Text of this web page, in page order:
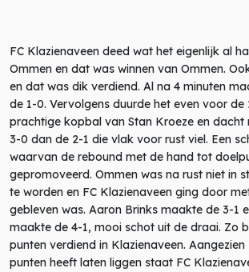
FC Klazienaveen deed wat het eigenlijk al
Ommen en dat was winnen van Ommen.
en dat was dik verdiend. Al na 4 minuten
de 1-0. Vervolgens duurde het even voor de
prachtige kopbal van Stan Kroeze en dacht
3-0 dan de 2-1 die vlak voor rust viel. Een
waarvan de rebound met de hand tot
gepromoveerd. Ommen was na rust niet in
te worden en FC Klazienaveen ging door
gebleven was. Aaron Brinks maakte de 3-1
maakte de 4-1, mooi schot uit de draai. Zo
punten verdiend in Klazienaveen.
punten heeft laten liggen staat FC